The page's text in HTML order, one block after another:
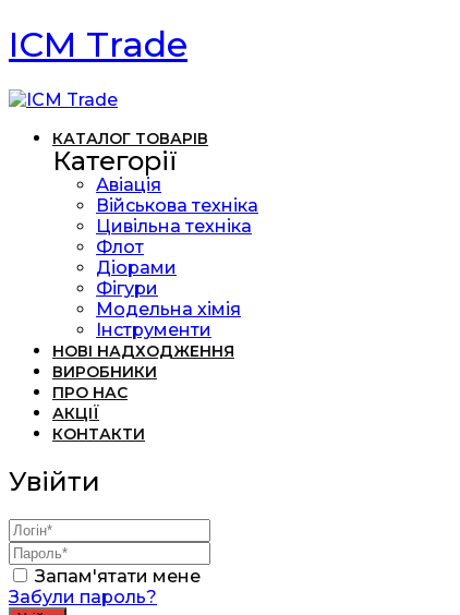
ICM Trade
КАТАЛОГ ТОВАРІВ
Категорії
Авіація
Військова техніка
Цивільна техніка
Флот
Діорами
Фігури
Модельна хімія
Інструменти
НОВІ НАДХОДЖЕННЯ
ВИРОБНИКИ
ПРО НАС
АКЦІЇ
КОНТАКТИ
Увійти
Запам'ятати мене
Забули пароль?